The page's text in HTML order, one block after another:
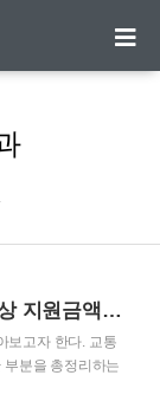
경기도 청소년 교통비 지원대상 지원금액 지원방법 총정리
보고자 한다. 교통
부분을 총정리하는
에 해당되지 않